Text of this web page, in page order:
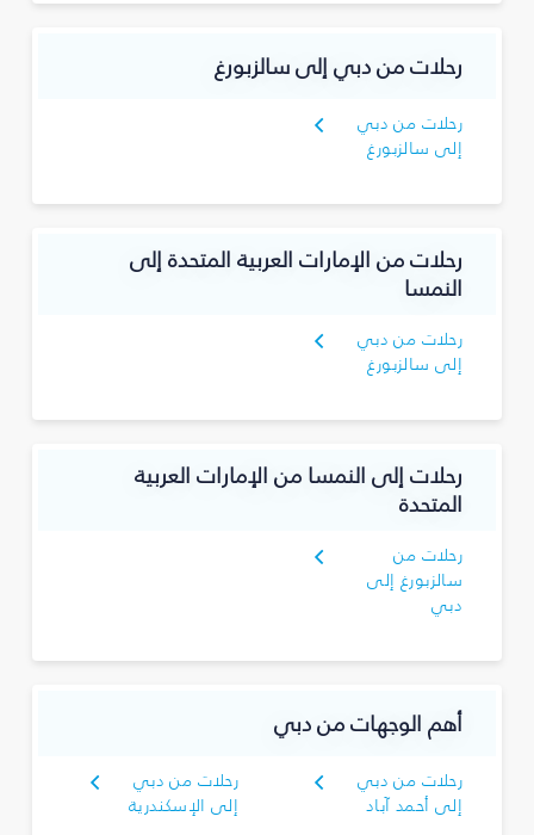
رحلات من دبي إلى سالزبورغ
رحلات من دبي
إلى سالزبورغ
رحلات من الإمارات العربية المتحدة إلى
النمسا
رحلات من دبي
إلى سالزبورغ
رحلات إلى النمسا من الإمارات العربية
المتحدة
رحلات من
سالزبورغ إلى
دبي
أهم الوجهات من دبي
رحلات من دبي
إلى أحمد آباد
رحلات من دبي
إلى الإسكندرية